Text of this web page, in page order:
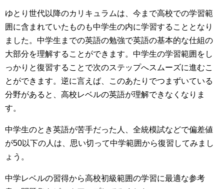
ゆとり世代以降のカリキュラムは、今まで高校での学習範
囲に含まれていたものも中学生の内に学習することとなり
ました。中学生までの英語の勉強で英語の基本的な仕組の
大部分を理解することができます。中学生の学習範囲をし
っかりと復習することで次のステップへスムーズに進むこ
とができます。逆に言えば、このあたりでつまずいている
分野があると、高校レベルの英語が理解できなくなりま
す。
中学生のとき英語が苦手だった人、全統模試などで偏差値
が50以下の人は、思い切って中学範囲から復習してみまし
ょう。
中学レベルの習得から高校初級範囲の学習に最適な参考